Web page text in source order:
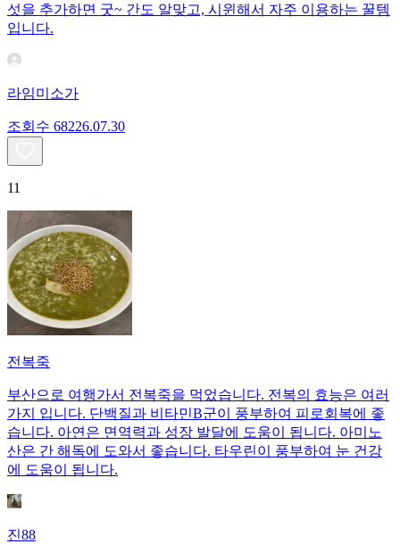
섯을 추가하면 굿~ 간도 알맞고, 시윈해서 자주 이용하는 꿀템
입니다.
라임미소가
조회수 68226.07.30
11
전복죽
부산으로 여행가서 전복죽을 먹었습니다. 전복의 효능은 여러
가지 입니다. 단백질과 비타민B군이 풍부하여 피로회복에 좋
습니다. 아연은 면역력과 성장 발달에 도움이 됩니다. 아미노
산은 간 해독에 도와서 좋습니다. 타우린이 풍부하여 눈 건강
에 도움이 됩니다.
진88